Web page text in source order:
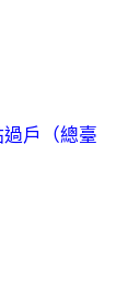
戶（總臺